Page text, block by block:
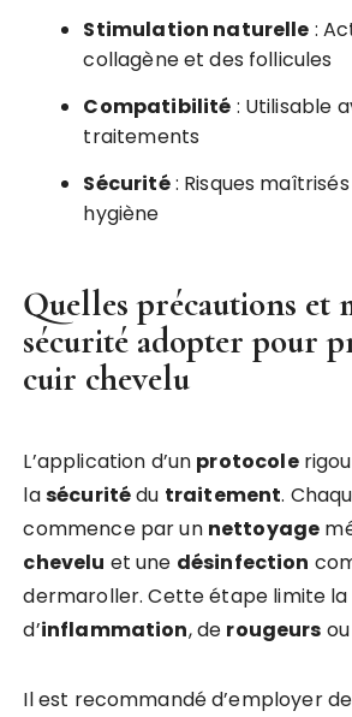
Stimulation naturelle :
collagène et des follicules
Compatibilité : Utilisable
traitements
Sécurité: Risques
hygiène
Quelles précautions et
sécurité adopter pour
cuir chevelu
L’application d’un protocole
lasécuritédu traitement.
commence par un nettoyage
chevelu et une désinfection
dermaroller. Cette étape limite la
d’inflammation, de rougeurs
Il est recommandé d’employer